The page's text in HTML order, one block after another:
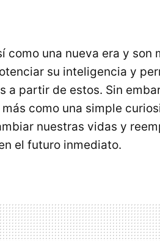
como una nueva era y son
su inteligencia y
a partir de estos. Sin
como una simple
nuestras vidas y
el futuro inmediato.